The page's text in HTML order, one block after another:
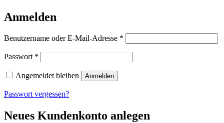
Anmelden
Benutzername oder E-Mail-Adresse *
Passwort *
Angemeldet bleiben Anmelden
Passwort vergessen?
Neues Kundenkonto anlegen